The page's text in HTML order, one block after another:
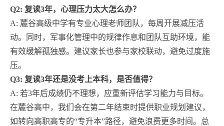
Q2: 复读3年，心理压力太大怎么办？
A: 麓谷高级中学有专业心理老师团队，每周开展减压活
动。同时，军事化管理中的规律作息和团队互助环境，能
有效缓解孤独感。建议家长也参与家校联动，避免过度施
压。
Q3: 复读3年还是没考上本科，是否值得？
A: 若3年后成绩仍不理想，应重新评估学习能力与目标。
在麓谷高中，我们会在第二年结束时提供职业规划建议，
如转向高职高专的“专升本”路径，避免浪费更多时间。总